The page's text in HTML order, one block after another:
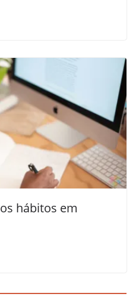
hábitos em